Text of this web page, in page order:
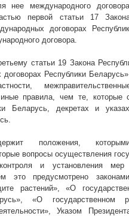
нее международного
первой статьи 17
договорах
договора.
статьи 19 Закона
Республики
правила, чем те, которые
Беларусь, декретах и
положения,
вопросы осуществления
и установления мер
это предусмотрено
растений», «О
«О государственном
Указом